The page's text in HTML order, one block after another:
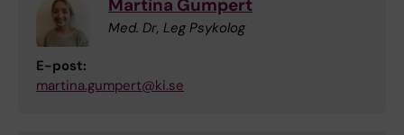
Martina Gumpert
Med. Dr, Leg Psykolog
E-post:
martina.gumpert@ki.se